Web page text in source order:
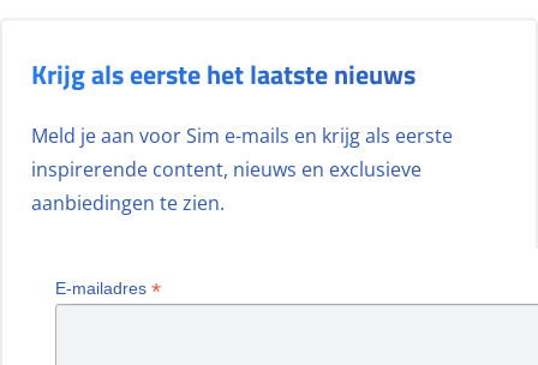
Krijg als eerste het laatste nieuws
Meld je aan voor Sim e-mails en krijg als eerste
inspirerende content, nieuws en exclusieve
aanbiedingen te zien.
E-mailadres *